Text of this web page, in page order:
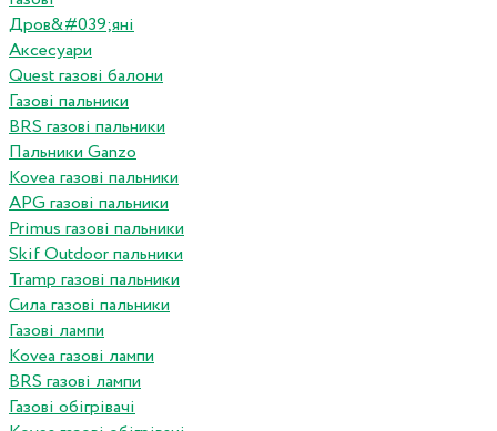
Дров&#039;яні
Аксесуари
Quest газові балони
Газові пальники
BRS газові пальники
Пальники Ganzo
Kovea газові пальники
APG газові пальники
Primus газові пальники
Skif Outdoor пальники
Tramp газові пальники
Сила газові пальники
Газові лампи
Kovea газові лампи
BRS газові лампи
Газові обігрівачі